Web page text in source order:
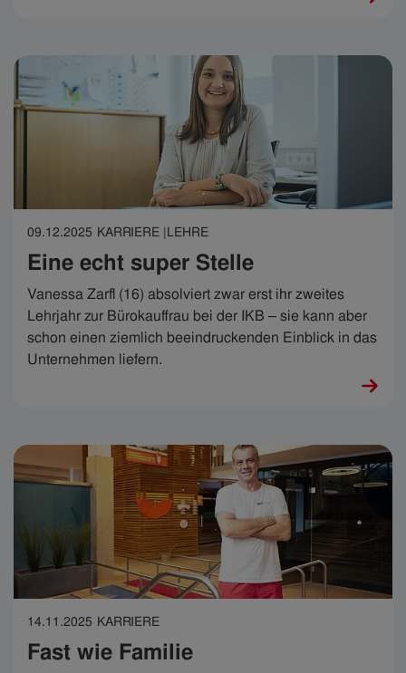
ist kein Nine-to-five-Job.“ Genau das ist es, was ihm so
daran gefällt.
09.12.2025 KARRIERE |LEHRE
Eine echt super Stelle
Vanessa Zarfl (16) absolviert zwar erst ihr zweites
Lehrjahr zur Bürokauffrau bei der IKB – sie kann aber
schon einen ziemlich beeindruckenden Einblick in das
Unternehmen liefern.
14.11.2025 KARRIERE
Fast wie Familie